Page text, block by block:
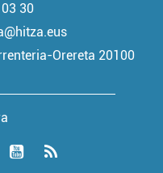
30
Orereta 20100